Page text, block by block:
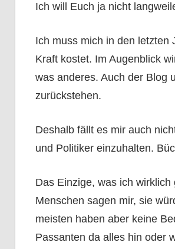
Ich will Euch ja nicht
Ich muss mich in den letzten
Kraft kostet. Im Augenblick
was anderes. Auch der Blog
zurückstehen.
Deshalb fällt es mir auch
und Politiker einzuhalten.
Das Einzige, was ich
Menschen sagen mir, sie
meisten haben aber keine
Passanten da alles hin oder